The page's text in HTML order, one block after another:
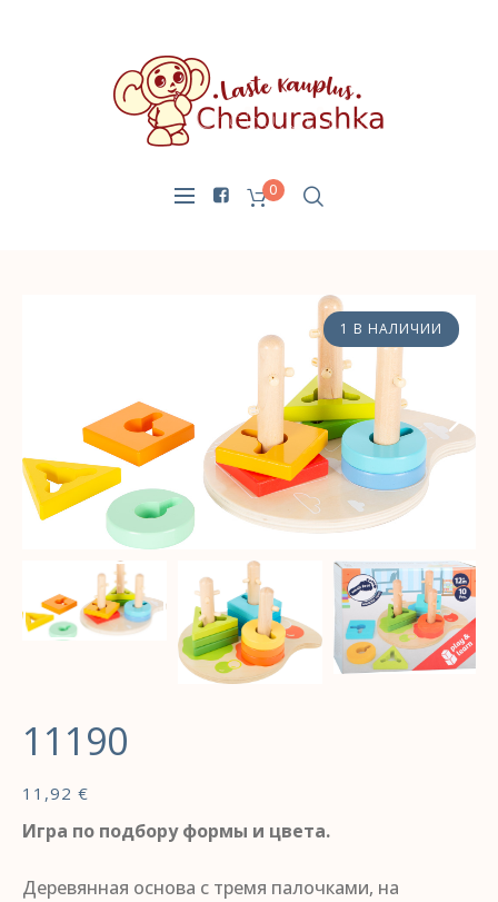
0
1 В НАЛИЧИИ
11190
11,92 €
Игра по подбору формы и цвета.
Деревянная основа с тремя палочками, на